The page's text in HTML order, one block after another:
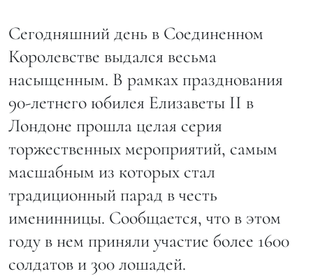
Сегодняшний день в Соединенном
Королевстве выдался весьма
насыщенным. В рамках празднования
90-летнего юбилея Елизаветы II в
Лондоне прошла целая серия
торжественных мероприятий, самым
масшабным из которых стал
традиционный парад в честь
именинницы. Сообщается, что в этом
году в нем приняли участие более 1600
солдатов и 300 лошадей.